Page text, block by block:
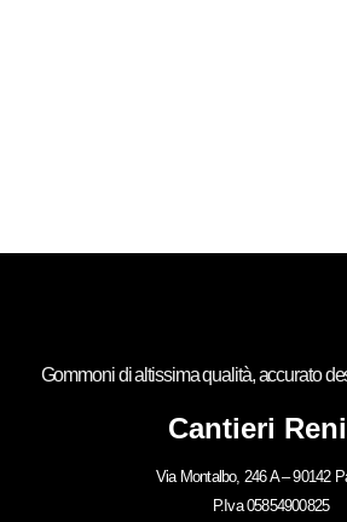
Gommoni di altissima qualità, accurato
Cantieri
Via Montalbo, 246 A – 90142
P.Iva 05854900825